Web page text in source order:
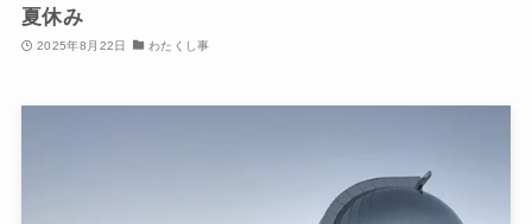
夏休み
2025年8月22日 わたくし事